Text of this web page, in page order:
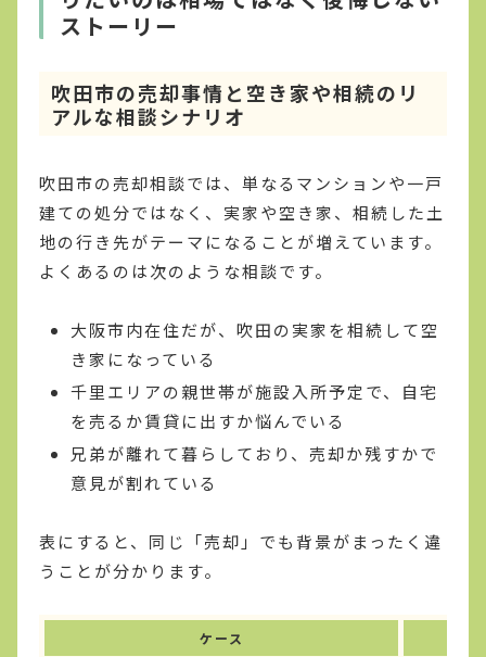
ストーリー
吹田市の売却事情と空き家や相続のリ
アルな相談シナリオ
吹田市の売却相談では、単なるマンションや一戸
建ての処分ではなく、実家や空き家、相続した土
地の行き先がテーマになることが増えています。
よくあるのは次のような相談です。
大阪市内在住だが、吹田の実家を相続して空
き家になっている
千里エリアの親世帯が施設入所予定で、自宅
を売るか賃貸に出すか悩んでいる
兄弟が離れて暮らしており、売却か残すかで
意見が割れている
表にすると、同じ「売却」でも背景がまったく違
うことが分かります。
ケース